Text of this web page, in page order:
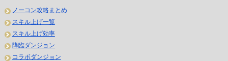
ノーコン攻略まとめ
スキル上げ一覧
スキル上げ効率
降臨ダンジョン
コラボダンジョン